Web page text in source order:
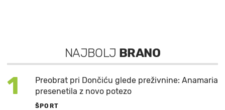
NAJBOLJ BRANO
1
Preobrat pri Dončiću glede preživnine: Anamaria
presenetila z novo potezo
ŠPORT